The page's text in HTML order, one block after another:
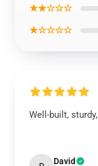
★★☆☆☆
★☆☆☆☆
Well-built,
David